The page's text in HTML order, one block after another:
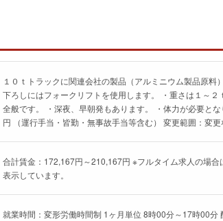
１０ｔトラックに関連会社の製品（アルミニウム製品原
下ろしにはフォークリフトを使用します。 ・重さは１～
全般です。 ・深夜、早朝発もあります。 ・体力が必要と
円 （運行手当・皆勤・無事故手当等含む） 変更範囲：変更
合計賃金：172,167円～210,167円 ※フルタイム求人の場
表示しています。
就業時間：変形労働時間制 1ヶ月単位 8時00分～17時00